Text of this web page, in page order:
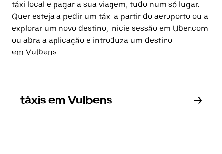
táxi local e pagar a sua viagem, tudo num só lugar.
Quer esteja a pedir um táxi a partir do aeroporto ou a
explorar um novo destino, inicie sessão em Uber.com
ou abra a aplicação e introduza um destino
em Vulbens.
táxis em Vulbens